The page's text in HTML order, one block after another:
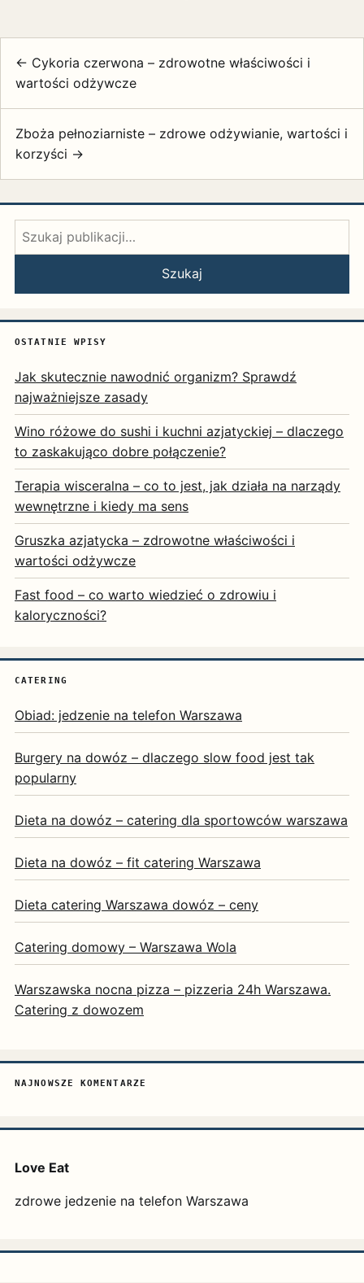
← Cykoria czerwona – zdrowotne właściwości i
wartości odżywcze
Zboża pełnoziarniste – zdrowe odżywianie, wartości i
korzyści →
Szukaj:
Szukaj
OSTATNIE WPISY
Jak skutecznie nawodnić organizm? Sprawdź
najważniejsze zasady
Wino różowe do sushi i kuchni azjatyckiej – dlaczego
to zaskakująco dobre połączenie?
Terapia wisceralna – co to jest, jak działa na narządy
wewnętrzne i kiedy ma sens
Gruszka azjatycka – zdrowotne właściwości i
wartości odżywcze
Fast food – co warto wiedzieć o zdrowiu i
kaloryczności?
CATERING
Obiad: jedzenie na telefon Warszawa
Burgery na dowóz – dlaczego slow food jest tak
popularny
Dieta na dowóz – catering dla sportowców warszawa
Dieta na dowóz – fit catering Warszawa
Dieta catering Warszawa dowóz – ceny
Catering domowy – Warszawa Wola
Warszawska nocna pizza – pizzeria 24h Warszawa.
Catering z dowozem
NAJNOWSZE KOMENTARZE
Love Eat
zdrowe jedzenie na telefon Warszawa